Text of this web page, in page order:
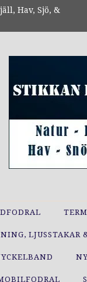
Hav, Sjö, &
LJUSSTAKAR